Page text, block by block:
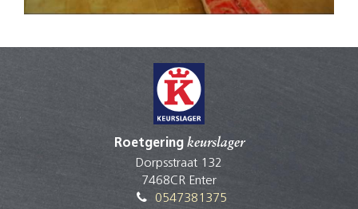
Roetgeringkeurslager
Dorpsstraat 132
7468CR Enter
0547381375